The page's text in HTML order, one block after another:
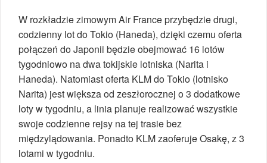
W rozkładzie zimowym Air France przybędzie drugi,
codzienny lot do Tokio (Haneda), dzięki czemu oferta
połączeń do Japonii będzie obejmować 16 lotów
tygodniowo na dwa tokijskie lotniska (Narita i
Haneda). Natomiast oferta KLM do Tokio (lotnisko
Narita) jest większa od zeszłorocznej o 3 dodatkowe
loty w tygodniu, a linia planuje realizować wszystkie
swoje codzienne rejsy na tej trasie bez
międzylądowania. Ponadto KLM zaoferuje Osakę, z 3
lotami w tygodniu.